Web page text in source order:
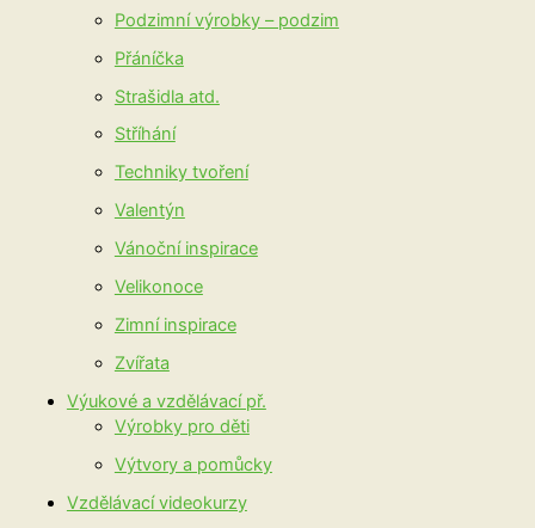
Podzimní výrobky – podzim
Přáníčka
Strašidla atd.
Stříhání
Techniky tvoření
Valentýn
Vánoční inspirace
Velikonoce
Zimní inspirace
Zvířata
Výukové a vzdělávací př.
Výrobky pro děti
Výtvory a pomůcky
Vzdělávací videokurzy